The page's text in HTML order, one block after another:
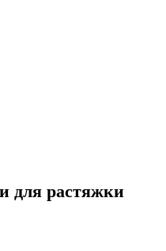
для растяжки